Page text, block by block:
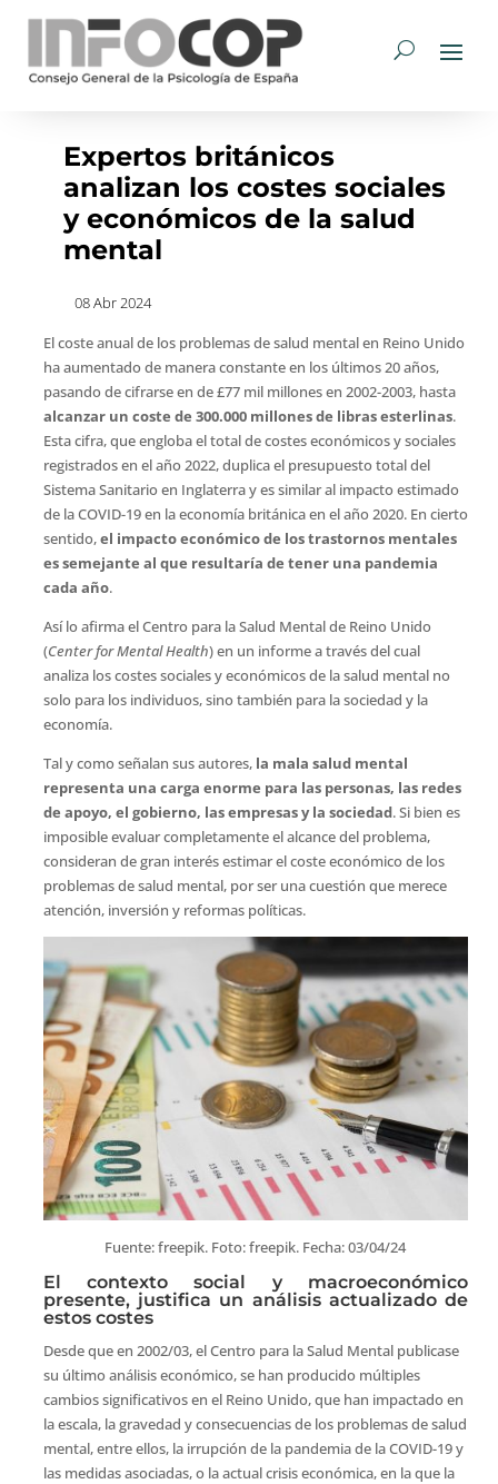
Expertos británicos
analizan los costes sociales
y económicos de la salud
mental
08 Abr 2024
El coste anual de los problemas de salud mental en Reino Unido
ha aumentado de manera constante en los últimos 20 años,
pasando de cifrarse en de £77 mil millones en 2002-2003, hasta
alcanzar un coste de 300.000 millones de libras esterlinas.
Esta cifra, que engloba el total de costes económicos y sociales
registrados en el año 2022, duplica el presupuesto total del
Sistema Sanitario en Inglaterra y es similar al impacto estimado
de la COVID-19 en la economía británica en el año 2020. En cierto
sentido,el impacto económico de los trastornos mentales
es semejante al que resultaría de tener una pandemia
cada año.
Así lo afirma el Centro para la Salud Mental de Reino Unido
(Center for Mental Health) en un informe a través del cual
analiza los costes sociales y económicos de la salud mental no
solo para los individuos, sino también para la sociedad y la
economía.
Tal y como señalan sus autores, la mala salud mental
representa una carga enorme para las personas, las redes
de apoyo, el gobierno, las empresas y la sociedad. Si bien es
imposible evaluar completamente el alcance del problema,
consideran de gran interés estimar el coste económico de los
problemas de salud mental, por ser una cuestión que merece
atención, inversión y reformas políticas.
Fuente: freepik. Foto: freepik. Fecha: 03/04/24
El contexto social y macroeconómico
presente, justifica un análisis actualizado de
estos costes
Desde que en 2002/03, el Centro para la Salud Mental publicase
su último análisis económico, se han producido múltiples
cambios significativos en el Reino Unido, que han impactado en
la escala, la gravedad y consecuencias de los problemas de salud
mental, entre ellos, la irrupción de la pandemia de la COVID-19 y
las medidas asociadas, o la actual crisis económica, en la que la